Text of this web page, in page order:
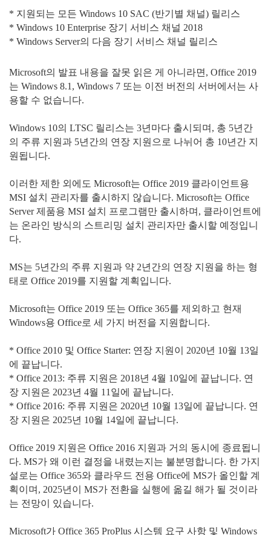
* 지원되는 모든 Windows 10 SAC (반기별 채널) 릴리스
* Windows 10 Enterprise 장기 서비스 채널 2018
* Windows Server의 다음 장기 서비스 채널 릴리스
Microsoft의 발표 내용을 잘못 읽은 게 아니라면, Office 2019
는 Windows 8.1, Windows 7 또는 이전 버전의 서버에서는 사
용할 수 없습니다.
Windows 10의 LTSC 릴리스는 3년마다 출시되며, 총 5년간
의 주류 지원과 5년간의 연장 지원으로 나뉘어 총 10년간 지
원됩니다.
이러한 제한 외에도 Microsoft는 Office 2019 클라이언트용
MSI 설치 관리자를 출시하지 않습니다. Microsoft는 Office
Server 제품용 MSI 설치 프로그램만 출시하며, 클라이언트에
는 온라인 방식의 스트리밍 설치 관리자만 출시할 예정입니
다.
MS는 5년간의 주류 지원과 약 2년간의 연장 지원을 하는 형
태로 Office 2019를 지원할 계획입니다.
Microsoft는 Office 2019 또는 Office 365를 제외하고 현재
Windows용 Office로 세 가지 버전을 지원합니다.
* Office 2010 및 Office Starter: 연장 지원이 2020년 10월 13일
에 끝납니다.
* Office 2013: 주류 지원은 2018년 4월 10일에 끝납니다. 연
장 지원은 2023년 4월 11일에 끝납니다.
* Office 2016: 주류 지원은 2020년 10월 13일에 끝납니다. 연
장 지원은 2025년 10월 14일에 끝납니다.
Office 2019 지원은 Office 2016 지원과 거의 동시에 종료됩니
다. MS가 왜 이런 결정을 내렸는지는 불분명합니다. 한 가지
설로는 Office 365와 클라우드 전용 Office에 MS가 올인할 계
획이며, 2025년이 MS가 전환을 실행에 옮길 해가 될 것이라
는 전망이 있습니다.
Microsoft가 Office 365 ProPlus 시스템 요구 사항 및 Windows